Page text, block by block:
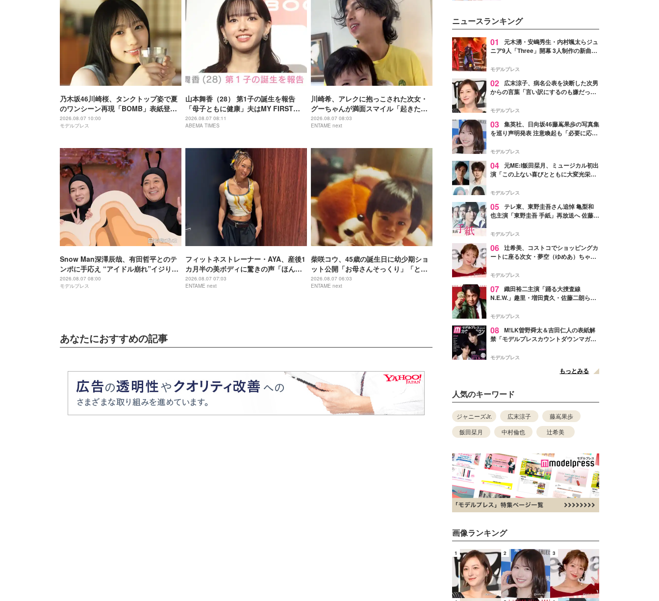
乃木坂46川崎桜、タンクトップ姿で夏
のワンシーン再現「BOMB」表紙登場
裏表紙は6期生・長嶋凛桜【独占カット
あり】
2026.08.07 10:00
モデルプレス
山本舞香（28） 第1子の誕生を報告
「母子ともに健康」夫はMY FIRST
STORY Hiro（32）
2026.08.07 08:11
ABEMA TIMES
川崎希、アレクに抱っこされた次女・
グーちゃんが満面スマイル「起きたて
はこの表情してくれて1日ハッピー」
2026.08.07 08:03
ENTAME next
Snow Man深澤辰哉、有田哲平とのテ
ンポに手応え “アイドル崩れ”イジりに
は即ツッコミ「一応ド真ん中を走って
るつもり」【アリフォルニア】
2026.08.07 08:00
モデルプレス
フィットネストレーナー・AYA、産後1
カ月半の美ボディに驚きの声「ほんと
に出産したのー？」
2026.08.07 07:03
ENTAME next
柴咲コウ、45歳の誕生日に幼少期ショ
ット公開「お母さんそっくり」「とん
でもなくかわいい」
2026.08.07 06:03
ENTAME next
あなたにおすすめの記事
好さんを迎えて本音で女子会トー
ク。猛暑のお出かけを快適に過ご
すヒントや、2人が感動した夏の
生理の新常識にも迫りました。
ニュースランキング
01
元木湧・安嶋秀生・内村颯太らジュ
ニア9人「Three」開幕 3人制作の新曲＆
進んで夢を掴みたい」【ゲネプロレポ】
モデルプレス
02
広末涼子、病名公表を決断した次男
からの言葉「言い訳にするのも嫌だっ
モデルプレス
03 集英社、日向坂46藤嶌果歩の写真集
を巡り声明発表 注意喚起も「必要に応じ
モデルプレス
04 元ME:I飯田栞月、ミュージカル初出
演「この上ない喜びとともに大変光栄」
ャスト発表
モデルプレス
05 テレ東、東野圭吾さん追悼 亀梨和
也主演「東野圭吾 手紙」再放送へ 佐藤隆
モデルプレス
06 辻希美、コストコでショッピングカ
ートに座る次女・夢空（ゆめあ）ちゃん
ぎ」「成長を感じる」の声
モデルプレス
07 織田裕二主演「踊る大捜査線
N.E.W.」趣里・増田貴久・佐藤二朗ら新
徴する“謎のキーワード”も
モデルプレス
08 M!LK曽野舜太＆吉田仁人の表紙解
禁「モデルプレスカウントダウンマガジ
モデルプレス
もっとみる
人気のキーワード
ジャニーズJr. 広末涼子
藤嶌果歩
飯田栞月
中村倫也 辻希美
画像ランキング
1 2 3